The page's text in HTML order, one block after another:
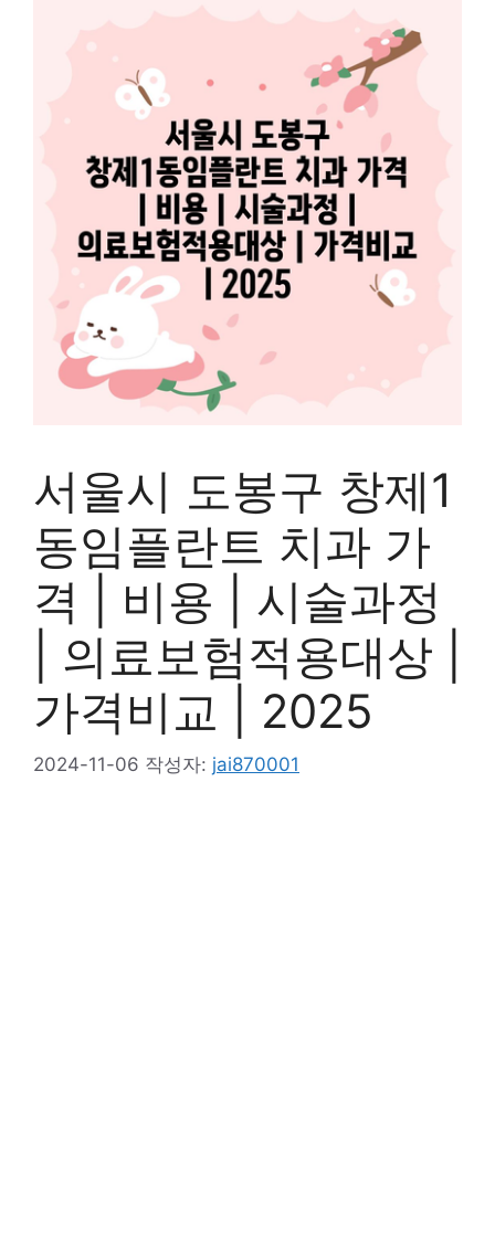
서울시 도봉구 창제1
동임플란트 치과 가
격 | 비용 | 시술과정
| 의료보험적용대상 |
가격비교 | 2025
2024-11-06 작성자: jai870001